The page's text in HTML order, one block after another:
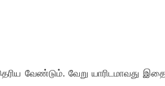
வேண்டும். வேறு யாரிடமாவது